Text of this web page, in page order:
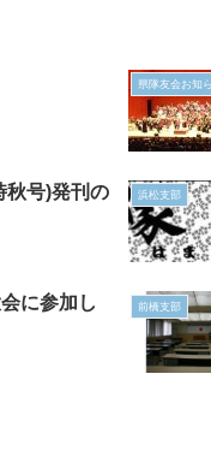
県隊友会お知
秋号)発刊の
浜松支部
に参加し
前橋支部